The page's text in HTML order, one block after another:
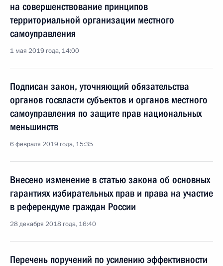
на совершенствование принципов
территориальной организации местного
самоуправления
1 мая 2019 года, 14:00
Подписан закон, уточняющий обязательства
органов госвласти субъектов и органов местного
самоуправления по защите прав национальных
меньшинств
6 февраля 2019 года, 15:35
Внесено изменение в статью закона об основных
гарантиях избирательных прав и права на участие
в референдуме граждан России
28 декабря 2018 года, 16:40
Перечень поручений по усилению эффективности